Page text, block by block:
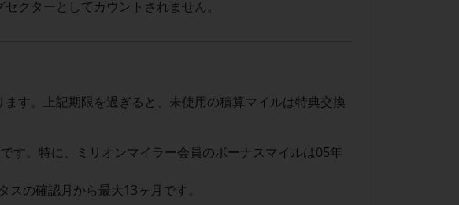
クターとしてカウントされません。
す。上記期限を過ぎると、未使用の積算マイルは特典交換
す。特に、ミリオンマイラー会員のボーナスマイルは05年
の確認月から最大13ヶ月です。